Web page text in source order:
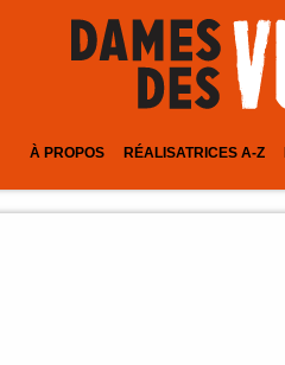
À PROPOS RÉALISATRICES A-Z